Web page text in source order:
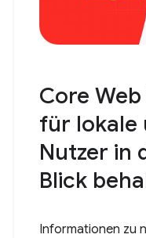
Core
für lokale
Nutzer in
Blick
Informationen zu